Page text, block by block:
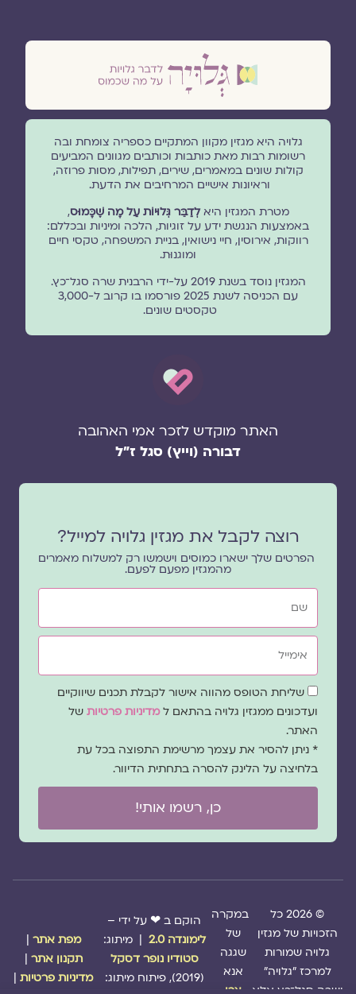
גלויה היא מגזין מקוון המתקיים כספריה צומחת ובה
רשומות רבות מאת כותבות וכותבים מגוונים המביעים
קולות שונים במאמרים, שירים, תפילות, מסות פרוזה,
וראיונות אישיים המרחיבים את הדעת.
מטרת המגזין היאלְדַבֵּר גְּלוּיוֹת עַל מָה שֶׁכָּמוּס,
באמצעות הנגשת ידע על זוגיות, הלכה ומיניות ובכללם:
רווקות, אירוסין, חיי נישואין, בניית המשפחה, טקסי חיים
ומוגנוּת.
המגזין נוסד בשנת 2019 על-ידי הרבנית שרה סגל־כץ.
עם הכניסה לשנת 2025 פורסמו בו קרוב ל-3,000
טקסטים שונים.
האתר מוקדש לזכר אמי האהובה
דבורה (וייץ) סגל ז"ל
רוצה לקבל את מגזין גלויה למייל?
הפרטים שלך ישארו כמוסים וישמשו רק למשלוח מאמרים
מהמגזין מפעם לפעם.
שם
אימייל
שדה
הסכמה
שליחת הטופס מהווה אישור לקבלת תכנים שיווקיים
ועדכונים ממגזין גלויה בהתאם ל מדיניות פרטיותשל
האתר.
* ניתן להסיר את עצמך מרשימת התפוצה בכל עת
בלחיצה על הלינק להסרה בתחתית הדיוור.
כן, רשמו אותי!
© 2026 כל
הזכויות של מגזין
גלויה שמורות
למרכז "גלויה"
ושרה סגל־כץ אלא
במקרה
של
שגגה
אנא
צרו
הוקם ב ❤ על ידי –
לימונדה 2.0
| מיתוג:
סטודיו נופר דסקל
מפת אתר|
תקנון אתר|
מדיניות פרטיות|